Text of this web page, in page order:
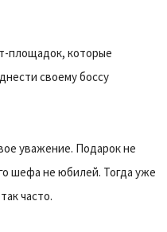
площадок, которые
своему боссу
уважение. Подарок не
шефа не юбилей. Тогда уже
часто.